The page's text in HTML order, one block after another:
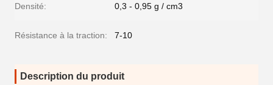
Densité: 0,3 - 0,95 g / cm3
Résistance à la traction: 7-10
Description du produit